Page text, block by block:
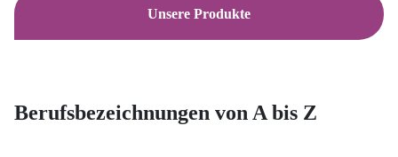
Unsere Produkte
Berufsbezeichnungen von A bis Z